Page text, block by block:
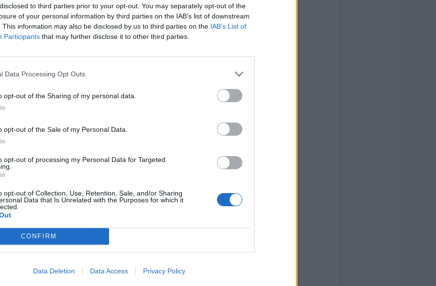
to third parties prior to your opt-out. You may separately opt-out of the
of your personal information by third parties on the IAB’s list of downstream
This information may also be disclosed by us to third parties on the IAB’s List of
Participants that may further disclose it to other third parties.
Data Processing Opt Outs
opt-out of the Sharing of my personal data.
opt-out of the Sale of my Personal Data.
opt-out of processing my Personal Data for Targeted
opt-out of Collection, Use, Retention, Sale, and/or Sharing
Data that Is Unrelated with the Purposes for which it
CONFIRM
Data Deletion Data Access Privacy Policy
ΑΠΟΧΕΤΕΥΣΗΣ (Δ.Ε.Υ.Α.) ΛΑΜΙΑΣ
ΑΠΟΧΕΤΕΥΣΗΣ (Δ.Ε.Υ.Α.) ΛΑΜΙΑΣ
ΑΠΟΧΕΤΕΥΣΗΣ (Δ.Ε.Υ.Α.) ΛΑΜΙΑΣ